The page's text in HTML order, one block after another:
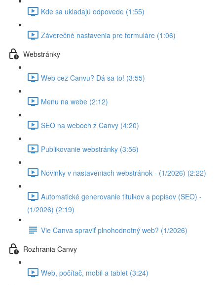
Kde sa ukladajú odpovede (1:55)
Záverečné nastavenia pre formuláre (1:06)
Webstránky
Web cez Canvu? Dá sa to! (3:55)
Menu na webe (2:12)
SEO na weboch z Canvy (4:20)
Publikovanie webstránky (3:56)
Novinky v nastaveniach webstránok - (1/2026) (2:22)
Automatické generovanie titulkov a popisov (SEO) -
(1/2026) (2:19)
Vie Canva spraviť plnohodnotný web? (1/2026)
Rozhrania Canvy
Web, počítač, mobil a tablet (3:24)